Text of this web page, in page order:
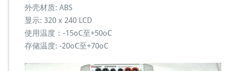
外壳材质: ABS
显示: 320 x 240 LCD
使用温度：-15oC至+50oC
存储温度: -20oC至+70oC